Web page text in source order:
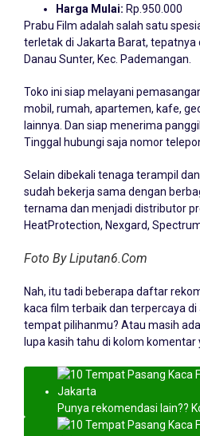
Harga Mulai: Rp.950.000
Prabu Film adalah salah satu
terletak di Jakarta Barat, tepatnya
Danau Sunter, Kec. Pademangan.
Toko ini siap melayani
mobil, rumah, apartemen, kafe,
lainnya. Dan siap menerima
Tinggal hubungi saja nomor
Selain dibekali tenaga terampil
sudah bekerja sama dengan
ternama dan menjadi distributor
HeatProtection, Nexgard,
Foto By Liputan6.Com
Nah, itu tadi beberapa daftar
kaca film terbaik dan terpercaya
tempat pilihanmu? Atau masih
lupa kasih tahu di kolom komentar
Punya rekomendasi lain??